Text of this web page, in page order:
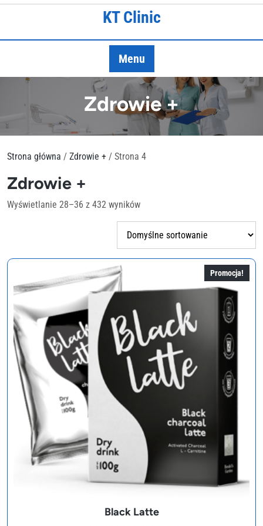
Skip
KT Clinic
Menu
Zdrowie +
Strona główna / Zdrowie + / Strona 4
Zdrowie +
Wyświetlanie 28–36 z 432 wyników
Promocja!
Black Latte